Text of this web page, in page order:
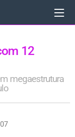
12
megaestrutura